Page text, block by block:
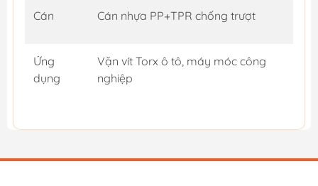
Cán Cán nhựa PP+TPR chống trượt
Ứng
dụng
Vặn vít Torx ô tô, máy móc công
nghiệp